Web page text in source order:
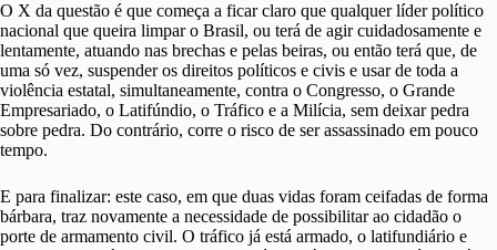
O X da questão é que começa a ficar claro que qualquer líder político
nacional que queira limpar o Brasil, ou terá de agir cuidadosamente e
lentamente, atuando nas brechas e pelas beiras, ou então terá que, de
uma só vez, suspender os direitos políticos e civis e usar de toda a
violência estatal, simultaneamente, contra o Congresso, o Grande
Empresariado, o Latifúndio, o Tráfico e a Milícia, sem deixar pedra
sobre pedra. Do contrário, corre o risco de ser assassinado em pouco
tempo.
E para finalizar: este caso, em que duas vidas foram ceifadas de forma
bárbara, traz novamente a necessidade de possibilitar ao cidadão o
porte de armamento civil. O tráfico já está armado, o latifundiário e